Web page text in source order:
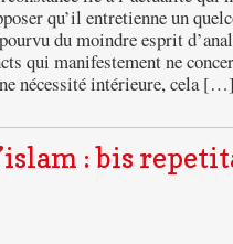
qu’il entretienne un
du moindre esprit
qui manifestement ne
nécessité intérieure, cela
: bis